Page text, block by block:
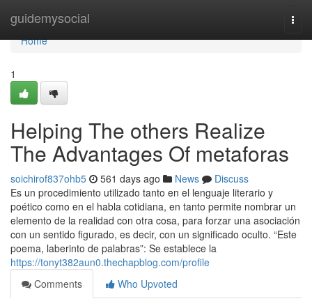
guidemysocial
Home
Home
1
Helping The others Realize
The Advantages Of metaforas
soichirof837ohb5 561 days ago News
Discuss
Es un procedimiento utilizado tanto en el lenguaje literario y
poético como en el habla cotidiana, en tanto permite nombrar un
elemento de la realidad con otra cosa, para forzar una asociación
con un sentido figurado, es decir, con un significado oculto. “Este
poema, laberinto de palabras”: Se establece la
https://tonyt382aun0.thechapblog.com/profile
Comments
Who Upvoted